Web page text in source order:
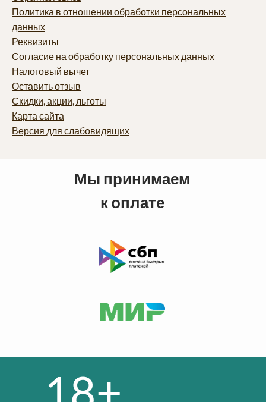
Политика в отношении обработки персональных
данных
Реквизиты
Согласие на обработку персональных данных
Налоговый вычет
Оставить отзыв
Скидки, акции, льготы
Карта сайта
Версия для слабовидящих
Мы принимаем
к оплате